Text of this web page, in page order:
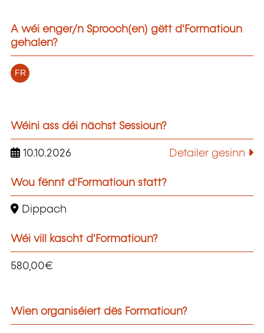
A wéi enger/n Sprooch(en) gëtt d'Formatioun
gehalen?
FR
Wéini ass déi nächst Sessioun?
10.10.2026 Detailer gesinn
Wou fënnt d'Formatioun statt?
Dippach
Wéi vill kascht d'Formatioun?
580,00€
Wien organiséiert dës Formatioun?